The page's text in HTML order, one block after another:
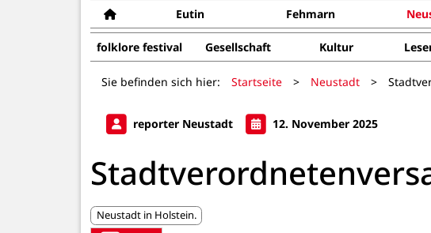
Eutin Fehmarn
folklore festival Gesellschaft Kultur
Sie befinden sich hier: Startseite > Neustadt >
reporter Neustadt 12. November 2025
Neustadt in Holstein.